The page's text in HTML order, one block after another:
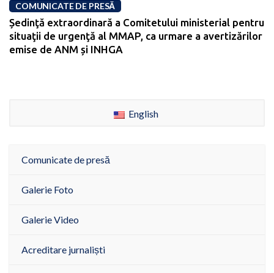
COMUNICATE DE PRESĂ
Ședinţă extraordinară a Comitetului ministerial pentru
situaţii de urgenţă al MMAP, ca urmare a avertizărilor
emise de ANM și INHGA
English
Comunicate de presă
Galerie Foto
Galerie Video
Acreditare jurnaliști